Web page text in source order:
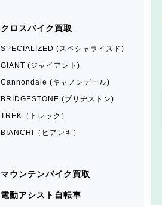
クロスバイク買取
SPECIALIZED (スペシャライズド)
GIANT (ジャイアント)
Cannondale (キャノンデール)
BRIDGESTONE (ブリヂストン)
TREK（トレック）
BIANCHI（ビアンキ）
マウンテンバイク買取
電動アシスト自転車